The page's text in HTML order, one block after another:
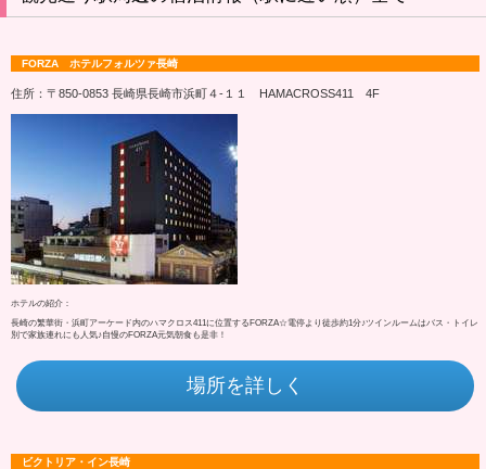
FORZA ホテルフォルツァ長崎
住所：〒850-0853 長崎県長崎市浜町４‐１１ HAMACROSS411 4F
ホテルの紹介：
長崎の繁華街・浜町アーケード内のハマクロス411に位置するFORZA☆電停より徒歩約1分♪ツインルームはバス・トイレ
別で家族連れにも人気♪自慢のFORZA元気朝食も是非！
場所を詳しく
ビクトリア・イン長崎